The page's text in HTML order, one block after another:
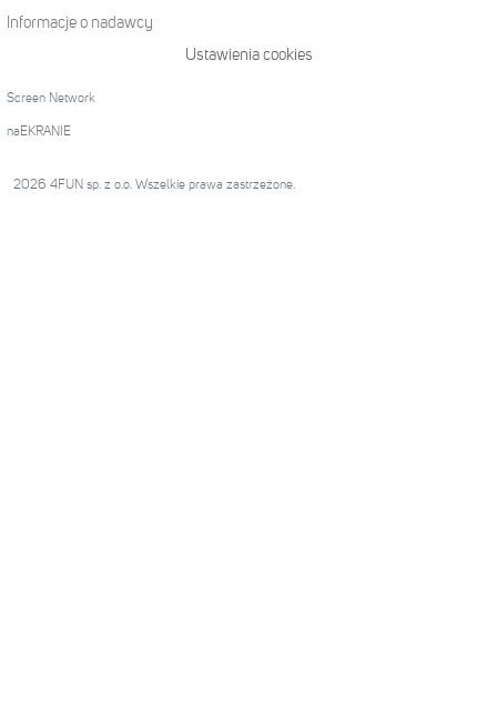
Informacje o nadawcy
Ustawienia cookies
Screen Network
naEKRANIE
2026 4FUN sp. z o.o. Wszelkie prawa zastrzeżone.